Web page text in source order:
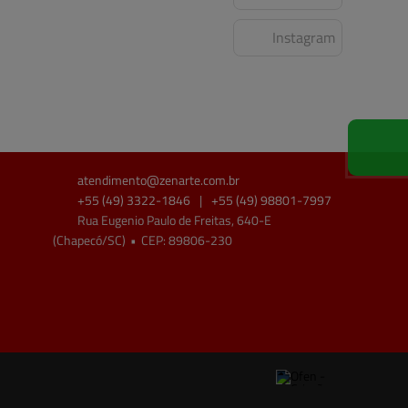
Instagram
atendimento@zenarte.com.br
+55 (49) 3322-1846 | +55 (49) 98801-7997
Rua Eugenio Paulo de Freitas, 640-E
(Chapecó/SC) • CEP: 89806-230